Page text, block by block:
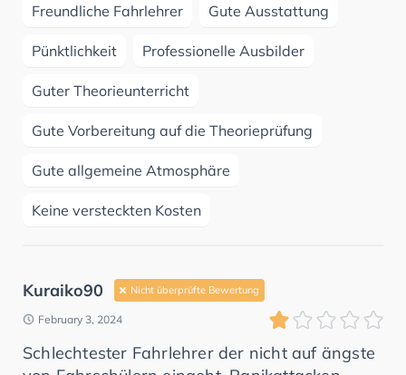
Freundliche Fahrlehrer Gute Ausstattung
Pünktlichkeit Professionelle Ausbilder
Guter Theorieunterricht
Gute Vorbereitung auf die Theorieprüfung
Gute allgemeine Atmosphäre
Keine versteckten Kosten
Kuraiko90 Nicht überprüfte Bewertung
February 3, 2024
Schlechtester Fahrlehrer der nicht auf ängste